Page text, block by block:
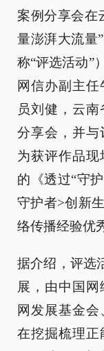
案例分享会在
量澎湃大流量
称“评选活动”
网信办副主
员刘健，云
分享会，并与
为获评作品现
的《透过“守
守护者>创新
络传播经验优
据介绍，评选
展，由中国
网发展基金
在挖掘梳理正